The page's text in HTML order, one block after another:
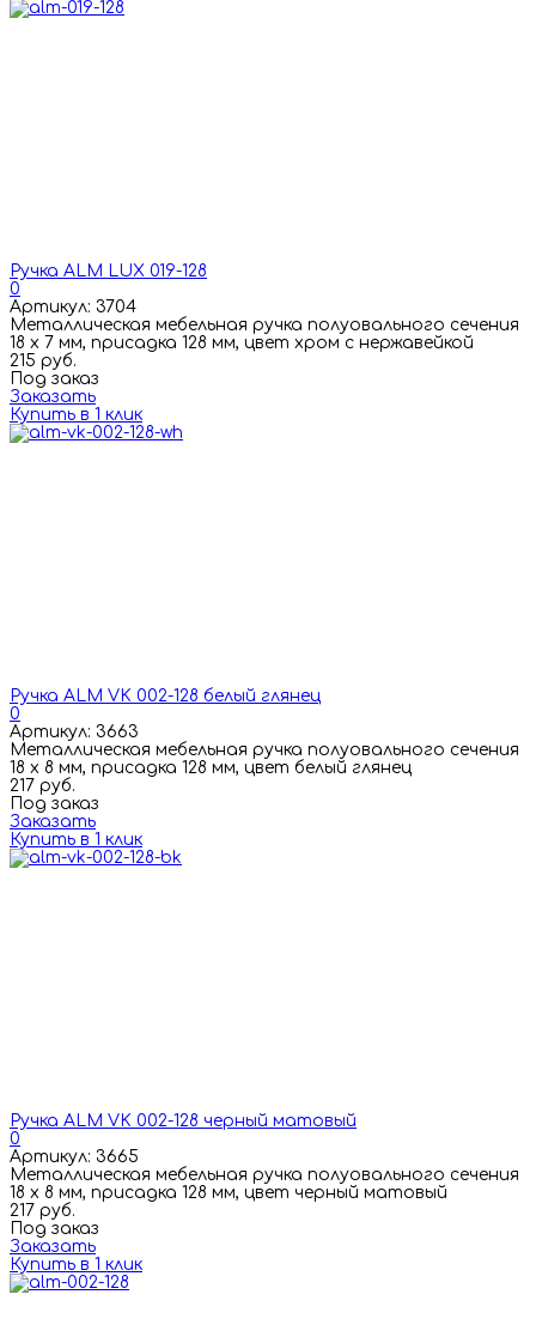
Ручка ALM LUX 019-128
0
Артикул: 3704
Металлическая мебельная ручка полуовального сечения
18 х 7 мм, присадка 128 мм, цвет хром с нержавейкой
215 руб.
Под заказ
Заказать
Купить в 1 клик
Ручка ALM VK 002-128 белый глянец
0
Артикул: 3663
Металлическая мебельная ручка полуовального сечения
18 х 8 мм, присадка 128 мм, цвет белый глянец
217 руб.
Под заказ
Заказать
Купить в 1 клик
Ручка ALM VK 002-128 черный матовый
0
Артикул: 3665
Металлическая мебельная ручка полуовального сечения
18 х 8 мм, присадка 128 мм, цвет черный матовый
217 руб.
Под заказ
Заказать
Купить в 1 клик